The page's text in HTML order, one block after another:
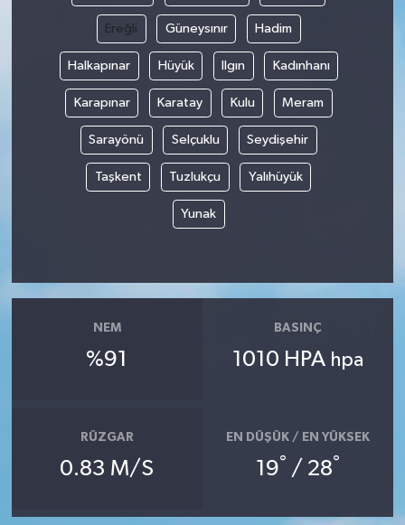
Ereğli Güneysınır Hadim
Halkapınar Hüyük Ilgın Kadınhanı
Karapınar Karatay Kulu Meram
Sarayönü Selçuklu Seydişehir
Taşkent Tuzlukçu Yalıhüyük
Yunak
NEM
%91
BASINÇ
1010 HPA hpa
RÜZGAR
0.83 M/S
EN DÜŞÜK / EN YÜKSEK
19° / 28°